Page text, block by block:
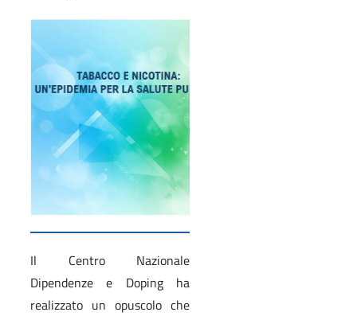
Il Centro Nazionale
Dipendenze e Doping ha
realizzato un opuscolo che